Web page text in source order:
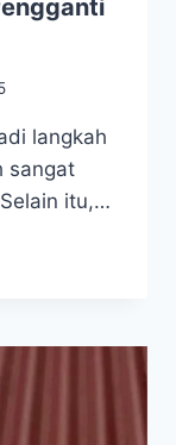
langkah
sangat
itu,…